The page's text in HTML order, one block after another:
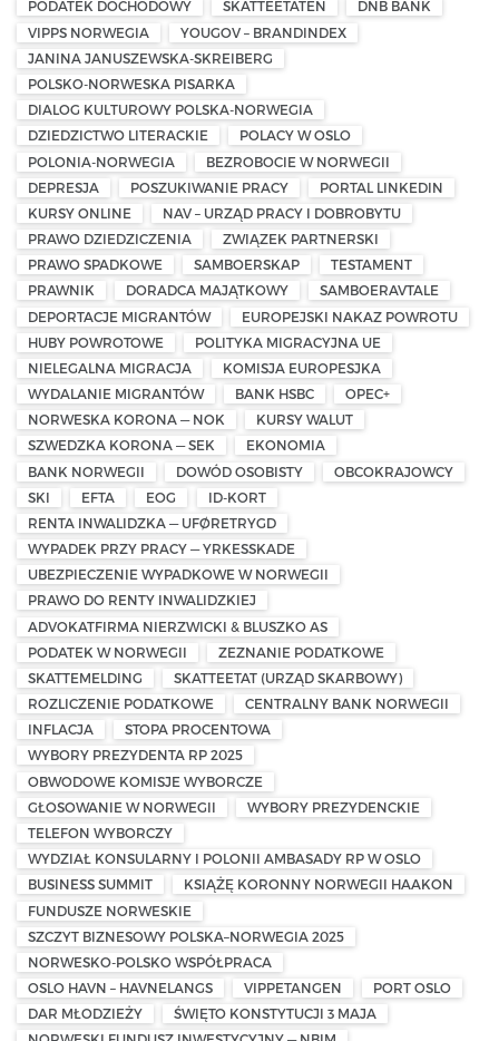
PODATEK DOCHODOWY
SKATTEETATEN
DNB BANK
VIPPS NORWEGIA
YOUGOV – BRANDINDEX
JANINA JANUSZEWSKA-SKREIBERG
POLSKO-NORWESKA PISARKA
DIALOG KULTUROWY POLSKA-NORWEGIA
DZIEDZICTWO LITERACKIE
POLACY W OSLO
POLONIA-NORWEGIA
BEZROBOCIE W NORWEGII
DEPRESJA
POSZUKIWANIE PRACY
PORTAL LINKEDIN
KURSY ONLINE
NAV – URZĄD PRACY I DOBROBYTU
PRAWO DZIEDZICZENIA
ZWIĄZEK PARTNERSKI
PRAWO SPADKOWE
SAMBOERSKAP
TESTAMENT
PRAWNIK
DORADCA MAJĄTKOWY
SAMBOERAVTALE
DEPORTACJE MIGRANTÓW
EUROPEJSKI NAKAZ POWROTU
HUBY POWROTOWE
POLITYKA MIGRACYJNA UE
NIELEGALNA MIGRACJA
KOMISJA EUROPESJKA
WYDALANIE MIGRANTÓW
BANK HSBC
OPEC+
NORWESKA KORONA — NOK
KURSY WALUT
SZWEDZKA KORONA — SEK
EKONOMIA
BANK NORWEGII
DOWÓD OSOBISTY
OBCOKRAJOWCY
SKI
EFTA EOG
ID-KORT
RENTA INWALIDZKA — UFØRETRYGD
WYPADEK PRZY PRACY — YRKESSKADE
UBEZPIECZENIE WYPADKOWE W NORWEGII
PRAWO DO RENTY INWALIDZKIEJ
ADVOKATFIRMA NIERZWICKI & BLUSZKO AS
PODATEK W NORWEGII
ZEZNANIE PODATKOWE
SKATTEMELDING
SKATTEETAT (URZĄD SKARBOWY)
ROZLICZENIE PODATKOWE
CENTRALNY BANK NORWEGII
INFLACJA
STOPA PROCENTOWA
WYBORY PREZYDENTA RP 2025
OBWODOWE KOMISJE WYBORCZE
GŁOSOWANIE W NORWEGII
WYBORY PREZYDENCKIE
TELEFON WYBORCZY
WYDZIAŁ KONSULARNY I POLONII AMBASADY RP W OSLO
BUSINESS SUMMIT
KSIĄŻĘ KORONNY NORWEGII HAAKON
FUNDUSZE NORWESKIE
SZCZYT BIZNESOWY POLSKA–NORWEGIA 2025
NORWESKO-POLSKO WSPÓŁPRACA
OSLO HAVN – HAVNELANGS
VIPPETANGEN
PORT OSLO
DAR MŁODZIEŻY
ŚWIĘTO KONSTYTUCJI 3 MAJA